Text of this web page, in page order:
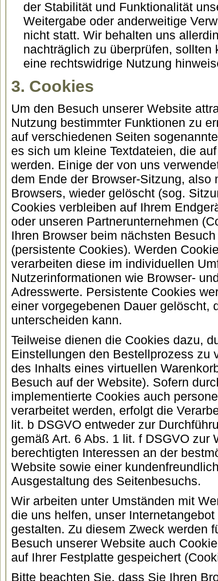
der Stabilität und Funktionalität
Weitergabe oder anderweitige
nicht statt. Wir behalten uns
nachträglich zu überprüfen, sollten
eine rechtswidrige Nutzung
3. Cookies
Um den Besuch unserer Website
Nutzung bestimmter Funktionen zu
auf verschiedenen Seiten
es sich um kleine Textdateien, die
werden. Einige der von uns
dem Ende der Browser-Sitzung, also
Browsers, wieder gelöscht (sog.
Cookies verbleiben auf Ihrem
oder unseren Partnerunternehmen
Ihren Browser beim nächsten
(persistente Cookies). Werden
verarbeiten diese im individuellen
Nutzerinformationen wie Browser-
Adresswerte. Persistente Cookies
einer vorgegebenen Dauer gelöscht,
unterscheiden kann.
Teilweise dienen die Cookies dazu,
Einstellungen den Bestellprozess zu
des Inhalts eines virtuellen
Besuch auf der Website). Sofern
implementierte Cookies auch
verarbeitet werden, erfolgt die
lit. b DSGVO entweder zur
gemäß Art. 6 Abs. 1 lit. f DSGVO zur
berechtigten Interessen an der
Website sowie einer
Ausgestaltung des Seitenbesuchs.
Wir arbeiten unter Umständen mit
die uns helfen, unser
gestalten. Zu diesem Zweck werden
Besuch unserer Website auch
auf Ihrer Festplatte gespeichert
Bitte beachten Sie, dass Sie Ihren